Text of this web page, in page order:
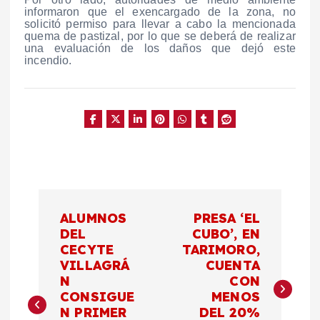
informaron que el exencargado de la zona, no
solicitó permiso para llevar a cabo la mencionada
quema de pastizal, por lo que se deberá de realizar
una evaluación de los daños que dejó este
incendio.
e
ALUMNOS
DEL
CECYTE
VILLAGRÁ
N
CONSIGUE
N PRIMER
PRESA ‘EL
CUBO’, EN
TARIMORO,
CUENTA
CON
MENOS
DEL 20%